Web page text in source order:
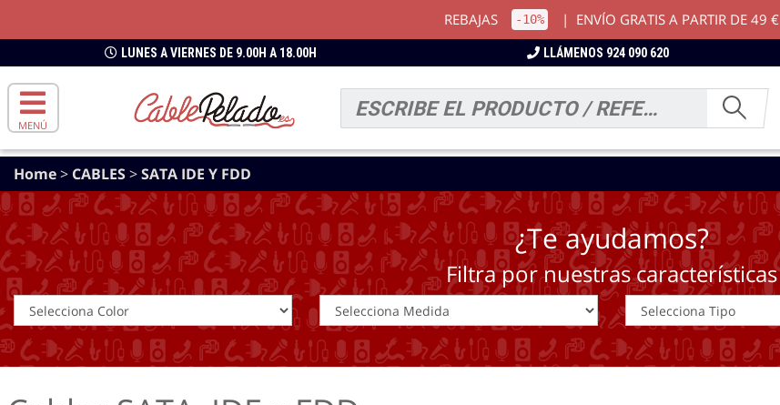
REBAJAS -10% | ENVÍO GRATIS A PARTIR DE 49 €
LUNES A VIERNES DE 9.00H A 18.00H LLÁMENOS 924 090 620
MENÚ
Home> CABLES>SATA IDE Y FDD
¿Te ayudamos?
Filtra por nuestras características